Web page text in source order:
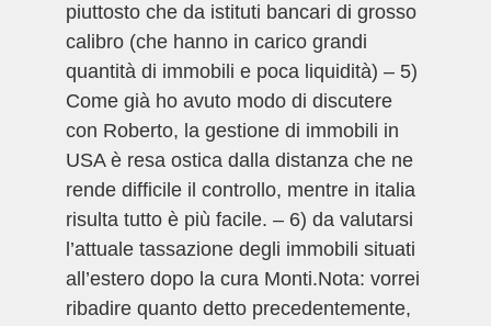
piuttosto che da istituti bancari di grosso
calibro (che hanno in carico grandi
quantità di immobili e poca liquidità) – 5)
Come già ho avuto modo di discutere
con Roberto, la gestione di immobili in
USA è resa ostica dalla distanza che ne
rende difficile il controllo, mentre in italia
risulta tutto è più facile. – 6) da valutarsi
l’attuale tassazione degli immobili situati
all’estero dopo la cura Monti.Nota: vorrei
ribadire quanto detto precedentemente,